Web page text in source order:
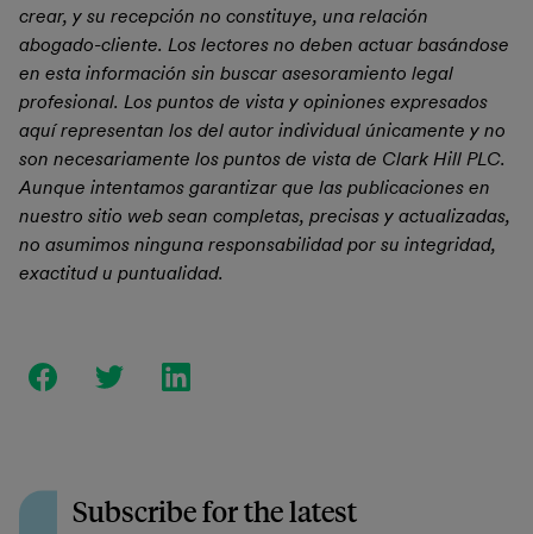
crear, y su recepción no constituye, una relación
abogado-cliente. Los lectores no deben actuar basándose
en esta información sin buscar asesoramiento legal
profesional. Los puntos de vista y opiniones expresados ​​
aquí representan los del autor individual únicamente y no
son necesariamente los puntos de vista de Clark Hill PLC.
Aunque intentamos garantizar que las publicaciones en
nuestro sitio web sean completas, precisas y actualizadas,
no asumimos ninguna responsabilidad por su integridad,
exactitud u puntualidad.
Subscribe for the latest